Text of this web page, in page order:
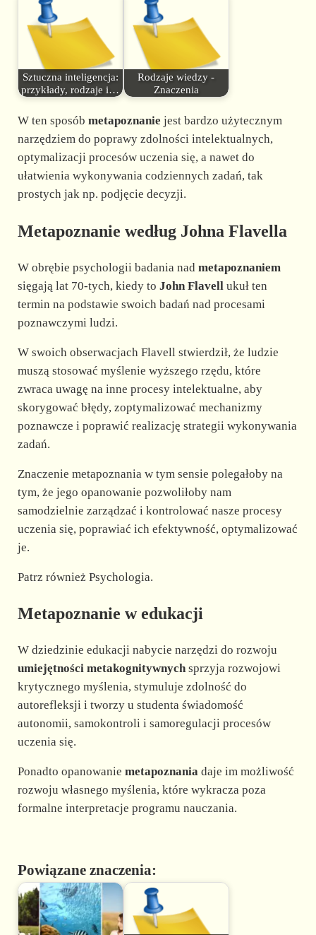
Sztuczna inteligencja:
przykłady, rodzaje i…
Rodzaje wiedzy -
Znaczenia
W ten sposób metapoznanie jest bardzo użytecznym
narzędziem do poprawy zdolności intelektualnych,
optymalizacji procesów uczenia się, a nawet do
ułatwienia wykonywania codziennych zadań, tak
prostych jak np. podjęcie decyzji.
Metapoznanie według Johna Flavella
W obrębie psychologii badania nad metapoznaniem
sięgają lat 70-tych, kiedy to John Flavell ukuł ten
termin na podstawie swoich badań nad procesami
poznawczymi ludzi.
W swoich obserwacjach Flavell stwierdził, że ludzie
muszą stosować myślenie wyższego rzędu, które
zwraca uwagę na inne procesy intelektualne, aby
skorygować błędy, zoptymalizować mechanizmy
poznawcze i poprawić realizację strategii wykonywania
zadań.
Znaczenie metapoznania w tym sensie polegałoby na
tym, że jego opanowanie pozwoliłoby nam
samodzielnie zarządzać i kontrolować nasze procesy
uczenia się, poprawiać ich efektywność, optymalizować
je.
Patrz również Psychologia.
Metapoznanie w edukacji
W dziedzinie edukacji nabycie narzędzi do rozwoju
umiejętności metakognitywnychsprzyja rozwojowi
krytycznego myślenia, stymuluje zdolność do
autorefleksji i tworzy u studenta świadomość
autonomii, samokontroli i samoregulacji procesów
uczenia się.
Ponadto opanowanie metapoznaniadaje im możliwość
rozwoju własnego myślenia, które wykracza poza
formalne interpretacje programu nauczania.
Powiązane znaczenia: